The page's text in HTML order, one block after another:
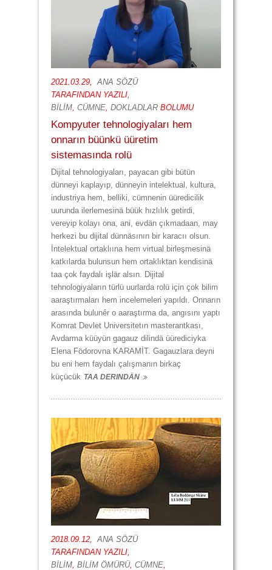
2021.03.29,
ANA SÖZÜ
TARAFINDAN YAZILI,
BİLİM, CÜMNE, DOKLADLAR BOLUMU
Kompyuter tehnologiyaları hem
onnarın büünkü üüretim
sistemasında rolü
Dijital tehnologiyaları, payacan gibi bütün
dünneyi kaplayıp, dünneyin intelektual, kultura,
industriya hem, belliki, cümnenin üüredicilik
uurunda ilerlemesinä büük hızlılık getirdi,
vereyip kolayı ona, ani, evdän çıkmadaan, may
herkezi bu dijital dünnäsının bir karacıı olsun.
İntelektual ortaklıına hem virtual birleşmesinä
katkılarda bulunsun hem ortaklıktan kendisinä
taa çok faydalı işlär alsın. Dijital
tehnologiyaların türlü uurlarda rolü için çok bilim
aaraştırmaları hem incelemeleri yapıldı. Onnarın
arasında bulunêr o aaraştırma da, angısını yaptı
Komrat Devlet Universitetın masterantkası,
Avdarma küüyün gagauz dilindä üürediciyka
Elena Födorovna KARAMİT. Gagauzlara deyni
bu eni hem faydalı çalışmanın birkaç
küçücük TAA DERINDÄN
2018.09.12,
ANA SÖZÜ
TARAFINDAN YAZILI,
BİLİM, BİLİM ÖMÜRÜ, CÜMNE,